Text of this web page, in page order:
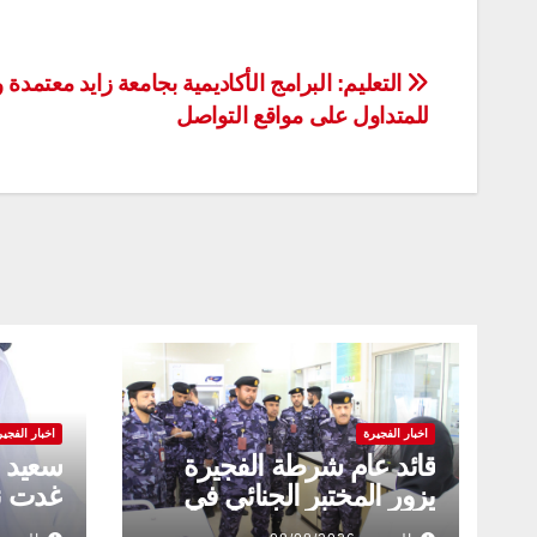
تصفّح
المقالات
التعليم: البرامج الأكاديمية بجامعة زايد
للمتداول على مواقع التواصل
اخبار الفجيرة
قائد عام شرطة الفجيرة
يزور المختبر الجنائي في
شرطة الفجيرة ويشيد
اخبار
سعيد
غدت